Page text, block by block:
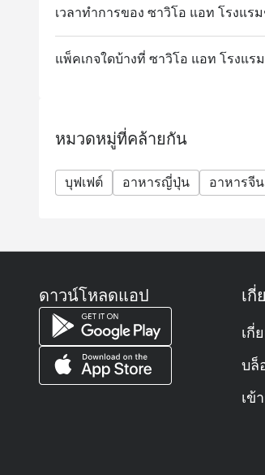
เวลาทำการของ ซาวิโอ แอท โรงแร
แพ็คเกจใดบ้างที่ ซาวิโอ แอท โรงแร
หมวดหมู่ที่คล้ายกัน
บุฟเฟต์ อาหารญี่ปุ่น อาหารจีน
ดาวน์โหลดแอป เกี่
เกี่
บล็
เข้